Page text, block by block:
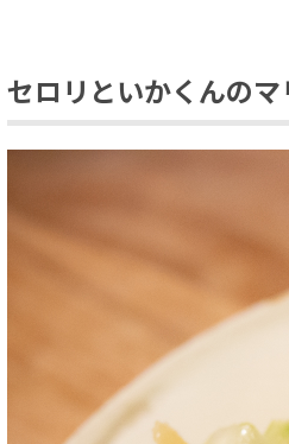
セロリといかくんのマ